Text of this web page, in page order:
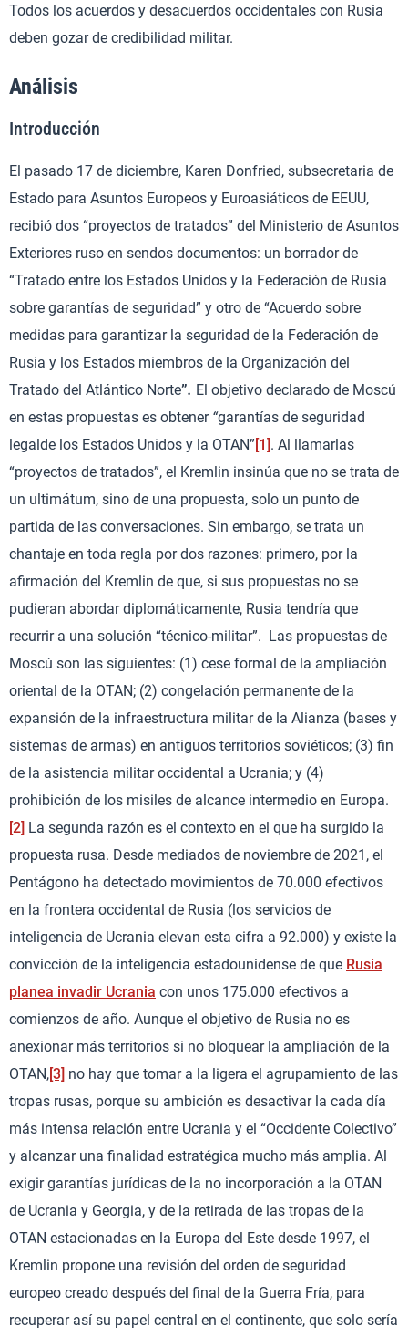
Todos los acuerdos y desacuerdos occidentales con Rusia
deben gozar de credibilidad militar.
Análisis
Introducción
El pasado 17 de diciembre, Karen Donfried, subsecretaria de
Estado para Asuntos Europeos y Euroasiáticos de EEUU,
recibió dos “proyectos de tratados” del Ministerio de Asuntos
Exteriores ruso en sendos documentos: un borrador de
“Tratado entre los Estados Unidos y la Federación de Rusia
sobre garantías de seguridad” y otro de “Acuerdo sobre
medidas para garantizar la seguridad de la Federación de
Rusia y los Estados miembros de la Organización del
Tratado del Atlántico Norte”. El objetivo declarado de Moscú
en estas propuestas es obtener “garantías de seguridad
legalde los Estados Unidos y la OTAN” [1]. Al llamarlas
“proyectos de tratados”, el Kremlin insinúa que no se trata de
un ultimátum, sino de una propuesta, solo un punto de
partida de las conversaciones. Sin embargo, se trata un
chantaje en toda regla por dos razones: primero, por la
afirmación del Kremlin de que, si sus propuestas no se
pudieran abordar diplomáticamente, Rusia tendría que
recurrir a una solución “técnico-militar”. Las propuestas de
Moscú son las siguientes: (1) cese formal de la ampliación
oriental de la OTAN; (2) congelación permanente de la
expansión de la infraestructura militar de la Alianza (bases y
sistemas de armas) en antiguos territorios soviéticos; (3) fin
de la asistencia militar occidental a Ucrania; y (4)
prohibición de los misiles de alcance intermedio en Europa.
[2] La segunda razón es el contexto en el que ha surgido la
propuesta rusa. Desde mediados de noviembre de 2021, el
Pentágono ha detectado movimientos de 70.000 efectivos
en la frontera occidental de Rusia (los servicios de
inteligencia de Ucrania elevan esta cifra a 92.000) y existe la
convicción de la inteligencia estadounidense de que Rusia
planea invadir Ucrania con unos 175.000 efectivos a
comienzos de año. Aunque el objetivo de Rusia no es
anexionar más territorios si no bloquear la ampliación de la
OTAN,[3] no hay que tomar a la ligera el agrupamiento de las
tropas rusas, porque su ambición es desactivar la cada día
más intensa relación entre Ucrania y el “Occidente Colectivo”
y alcanzar una finalidad estratégica mucho más amplia. Al
exigir garantías jurídicas de la no incorporación a la OTAN
de Ucrania y Georgia, y de la retirada de las tropas de la
OTAN estacionadas en la Europa del Este desde 1997, el
Kremlin propone una revisión del orden de seguridad
europeo creado después del final de la Guerra Fría, para
recuperar así su papel central en el continente, que solo sería